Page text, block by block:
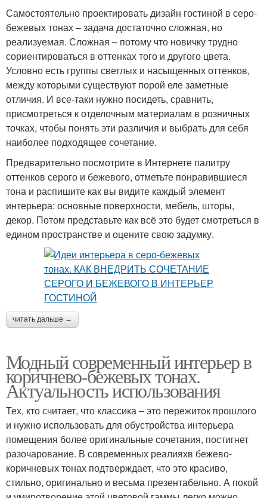
Самостоятельно проектировать дизайн гостиной в серо-
бежевых тонах – задача достаточно сложная, но
реализуемая. Сложная – потому что новичку трудно
сориентироваться в оттенках того и другого цвета.
Условно есть группы светлых и насыщенных оттенков,
между которыми существуют порой еле заметные
отличия. И все-таки нужно посидеть, сравнить,
присмотреться к отделочным материалам в розничных
точках, чтобы понять эти различия и выбрать для себя
наиболее подходящее сочетание.
Предварительно посмотрите в Интернете палитру
оттенков серого и бежевого, отметьте понравившиеся
тона и распишите как вы видите каждый элемент
интерьера: основные поверхности, мебель, шторы,
декор. Потом представьте как всё это будет смотреться в
едином пространстве и оцените свою задумку.
читать дальше →
Модный современный интерьер в
коричнево-бежевых тонах.
Актуальность использования
Тех, кто считает, что классика – это пережиток прошлого
и нужно использовать для обустройства интерьера
помещения более оригинальные сочетания, постигнет
разочарование. В современных реалияхв бежево-
коричневых тонах подтверждает, что это красиво,
стильно, оригинально и весьма презентабельно. А покой